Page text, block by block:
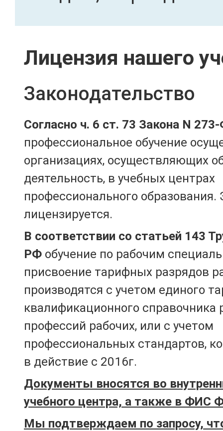
Лицензия нашего
Законодательство
Согласно ч. 6 ст. 73 Закона N
профессиональное обучение
организациях, осуществляющих
деятельность, в учебных центрах
профессионального образования.
лицензируется.
В соответствии со статьей 143
РФ обучение по рабочим
присвоение тарифных разрядов
производятся с учетом единого
квалификационного справочника
профессий рабочих, или с учетом
профессиональных стандартов,
в действие с 2016г.
Документы вносятся во
учебного центра, а также в ФИС
Мы подтверждаем по запросу,